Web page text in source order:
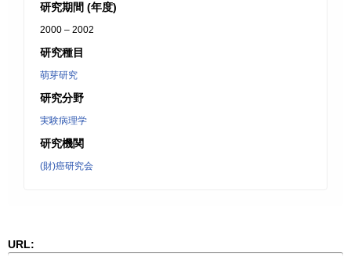
研究期間 (年度)
2000 – 2002
研究種目
萌芽研究
研究分野
実験病理学
研究機関
(財)癌研究会
URL: